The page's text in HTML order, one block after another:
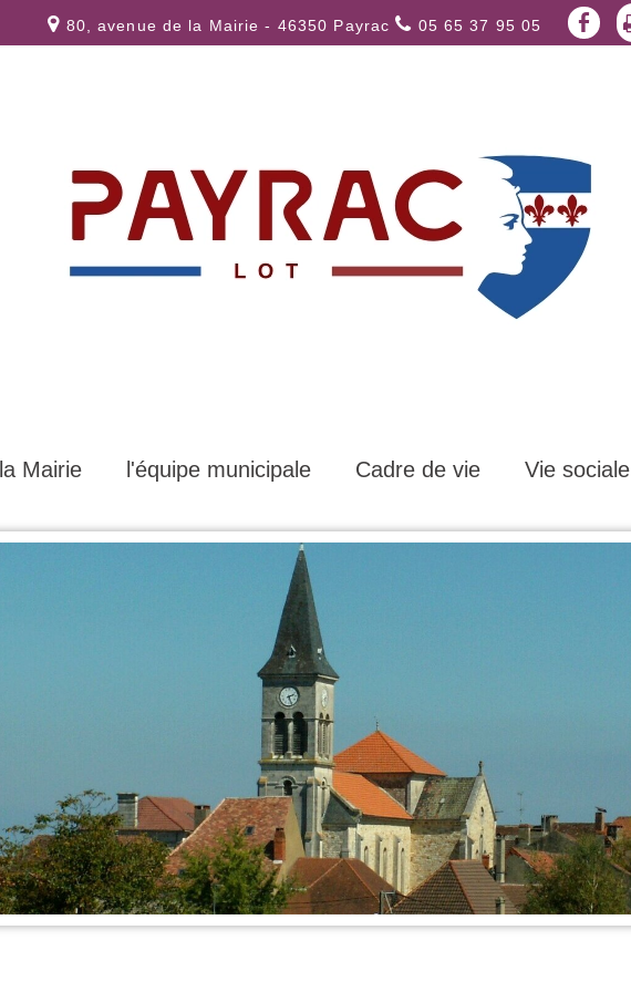
80, avenue de la Mairie - 46350 Payrac 05 65 37 95 05
la Mairie l'équipe municipale Cadre de vie Vie sociale